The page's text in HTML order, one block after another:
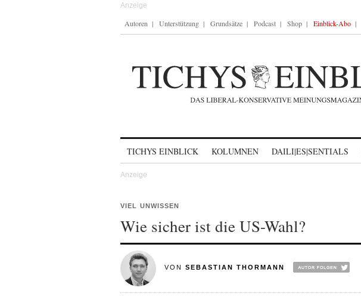
Autoren Unterstützung Grundsätze Podcast Shop Einblick-Abo
TICHYS EINBLICK KOLUMNEN DAILI|ES|SENTIALS
VIEL UNWISSEN
Wie sicher ist die US-Wahl?
VON SEBASTIAN THORMANN